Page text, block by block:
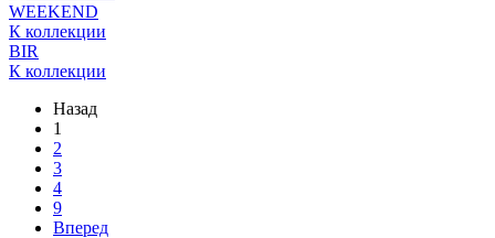
WEEKEND
К коллекции
BIR
К коллекции
Назад
1
2
3
4
9
Вперед